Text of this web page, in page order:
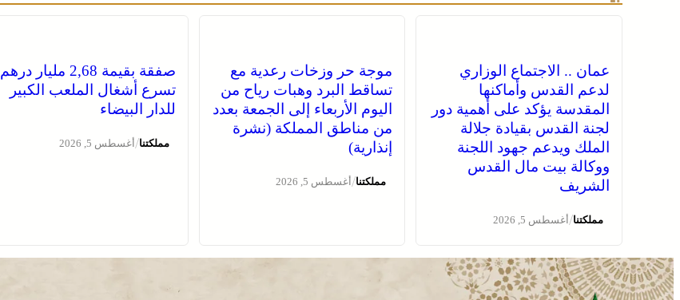
عمان .. الاجتماع الوزاري
لدعم القدس وأماكنها
المقدسة يؤكد على أهمية دور
لجنة القدس بقيادة جلالة
الملك ويدعم جهود اللجنة
ووكالة بيت مال القدس
الشريف
مملكتنا/أغسطس 5, 2026
موجة حر وزخات رعدية مع
تساقط البرد وهبات رياح من
اليوم الأربعاء إلى الجمعة بعدد
من مناطق المملكة (نشرة
إنذارية)
مملكتنا/أغسطس 5, 2026
صفقة بقيمة 2,68 مليار درهم
تسرع أشغال الملعب الكبير
للدار البيضاء
مملكتنا/أغسطس 5, 2026